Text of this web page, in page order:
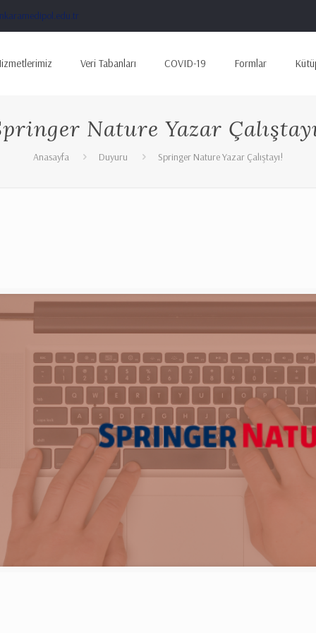
Veri Tabanları COVID-19 Formlar
Nature Yazar
Anasayfa Duyuru Springer Nature Yazar Çalıştayı!